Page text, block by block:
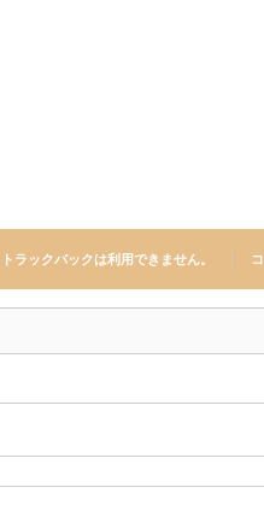
トラックバックは利用できません。